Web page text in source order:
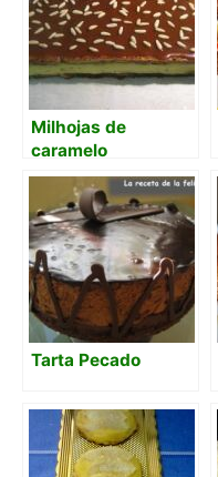
Milhojas de
caramelo
Tarta Pecado